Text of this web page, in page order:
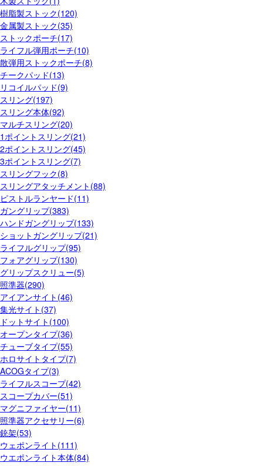
樹脂製ストック(120)
金属製ストック(35)
ストックポーチ(17)
ライフル弾用ポーチ(10)
散弾用ストックポーチ(8)
チークパッド(13)
リコイルパッド(9)
スリング(197)
スリング本体(92)
マルチスリング(20)
1ポイントスリング(21)
2ポイントスリング(45)
3ポイントスリング(7)
スリングフック(8)
スリングアタッチメント(88)
ピストルランヤード(11)
ガングリップ(383)
ハンドガングリップ(133)
ショットガングリップ(21)
ライフルグリップ(95)
フォアグリップ(130)
グリップスクリュー(5)
照準器(290)
アイアンサイト(46)
集光サイト(37)
ドットサイト(100)
オープンタイプ(36)
チューブタイプ(55)
ホロサイトタイプ(7)
ACOGタイプ(3)
ライフルスコープ(42)
スコープカバー(51)
マグニファイヤー(11)
照準器アクセサリー(6)
銃架(53)
ウェポンライト(111)
ウエポンライト本体(84)